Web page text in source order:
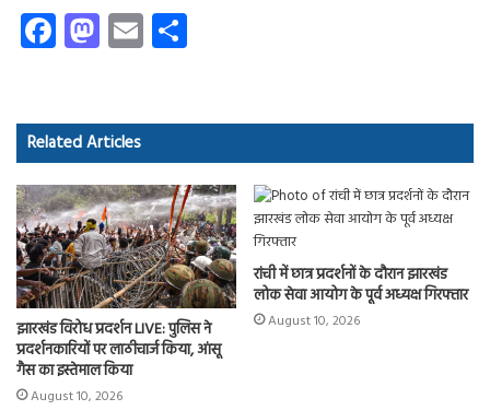
Fa
ce
o
ok
M
as
d
o
n
E
m
Related Articles
झारखंड विरोध प्रदर्शन LIVE: पुलिस ने
प्रदर्शनकारियों पर लाठीचार्ज किया, आंसू
गैस का इस्तेमाल किया
August 10, 2026
रांची में छात्र प्रदर्शनों के दौरान झारखंड
लोक सेवा आयोग के पूर्व अध्यक्ष गिरफ्तार
August 10, 2026